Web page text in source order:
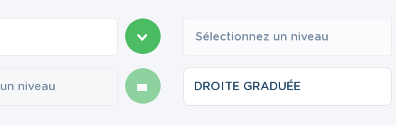
Sélectionnez un niveau